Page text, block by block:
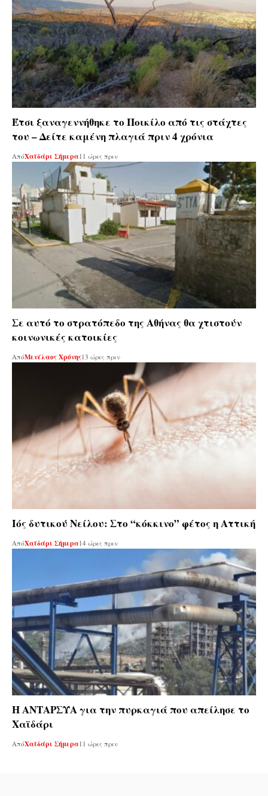
Έτσι ξαναγεννήθηκε το Ποικίλο από τις στάχτες
του – Δείτε καμένη πλαγιά πριν 4 χρόνια
ΑπόΧαϊδάρι Σήμερα11 ώρες πριν
Σε αυτό το στρατόπεδο της Αθήνας θα χτιστούν
κοινωνικές κατοικίες
ΑπόΜενέλαος Χρόνης13 ώρες πριν
Ιός δυτικού Νείλου: Στο “κόκκινο” φέτος η Αττική
ΑπόΧαϊδάρι Σήμερα 14 ώρες πριν
Η ΑΝΤΑΡΣΥΑ για την πυρκαγιά που απείλησε το
Χαϊδάρι
ΑπόΧαϊδάρι Σήμερα 11 ώρες πριν